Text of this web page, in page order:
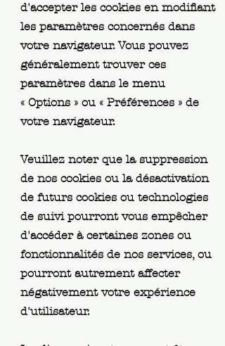
d'accepter les cookies en modifiant
les paramètres concernés dans
votre navigateur. Vous pouvez
généralement trouver ces
paramètres dans le menu
« Options » ou « Préférences » de
votre navigateur.
Veuillez noter que la suppression
de nos cookies ou la désactivation
de futurs cookies ou technologies
de suivi pourront vous empêcher
d'accéder à certaines zones ou
fonctionnalités de nos services, ou
pourront autrement affecter
négativement votre expérience
d'utilisateur.